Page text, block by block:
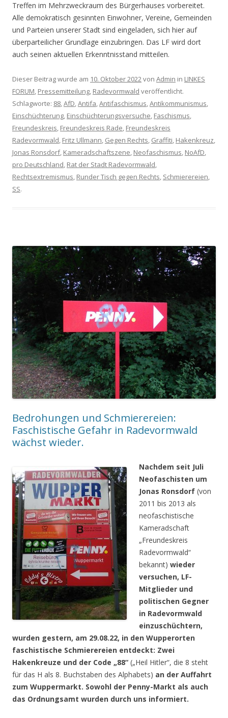
Treffen im Mehrzweckraum des Bürgerhauses vorbereitet.
Alle demokratisch gesinnten Einwohner, Vereine, Gemeinden
und Parteien unserer Stadt sind eingeladen, sich hier auf
überparteilicher Grundlage einzubringen. Das LF wird dort
auch seinen aktuellen Erkenntnisstand mitteilen.
Dieser Beitrag wurde am 10. Oktober 2022von Admin in LINKES
FORUM, Pressemitteilung, Radevormwald veröffentlicht.
Schlagworte: 88,AfD,Antifa,Antifaschismus,Antikommunismus,
Einschüchterung, Einschüchterungsversuche, Faschismus,
Freundeskreis, Freundeskreis Rade, Freundeskreis
Radevormwald, Fritz Ullmann, Gegen Rechts, Graffiti, Hakenkreuz,
Jonas Ronsdorf, Kameradschaftszene, Neofaschismus, NoAfD,
pro Deutschland, Rat der Stadt Radevormwald,
Rechtsextremismus, Runder Tisch gegen Rechts, Schmierereien,
SS.
Bedrohungen und Schmierereien:
Faschistische Gefahr in Radevormwald
wächst wieder.
Nachdem seit Juli
Neofaschisten um
Jonas Ronsdorf (von
2011 bis 2013 als
neofaschistische
Kameradschaft
„Freundeskreis
Radevormwald“
bekannt) wieder
versuchen, LF-
Mitglieder und
politischen Gegner
in Radevormwald
einzuschüchtern,
wurden gestern, am 29.08.22, in den Wupperorten
faschistische Schmierereien entdeckt: Zwei
Hakenkreuze und der Code „88“ („Heil Hitler“, die 8 steht
für das H als 8. Buchstaben des Alphabets) an der Auffahrt
zum Wuppermarkt. Sowohl der Penny-Markt als auch
das Ordnungsamt wurden durch uns informiert.